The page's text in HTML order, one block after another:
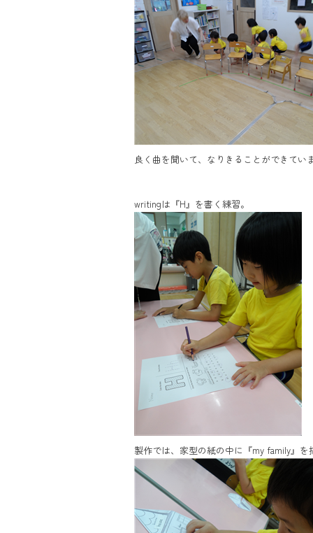
良く曲を聞いて、なりきることができてい
writingは『H』を書く練習。
製作では、家型の紙の中に『my family』を